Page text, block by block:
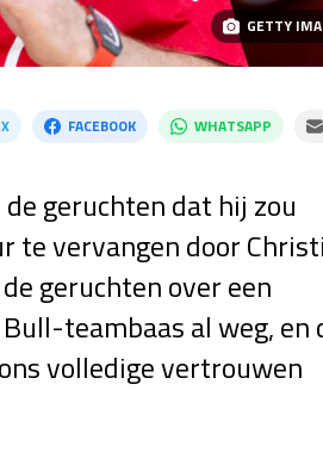
GETTY
X FACEBOOK WHATSAPP
geruchten dat hij zou
te vervangen door
geruchten over een
teambaas al weg, en
volledige vertrouwen